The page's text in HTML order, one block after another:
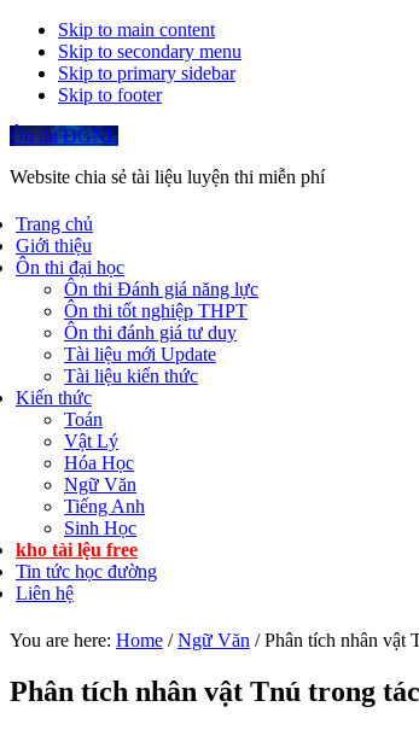
Skip to main content
Skip to secondary menu
Skip to primary sidebar
Skip to footer
Ôn thi ĐGNL
Website chia sẻ tài liệu luyện thi miễn phí
Trang chủ
Giới thiệu
Ôn thi đại học
Ôn thi Đánh giá năng lực
Ôn thi tốt nghiệp THPT
Ôn thi đánh giá tư duy
Tài liệu mới Update
Tài liệu kiến thức
Kiến thức
Toán
Vật Lý
Hóa Học
Ngữ Văn
Tiếng Anh
Sinh Học
kho tài lệu free
Tin tức học đường
Liên hệ
You are here: Home / Ngữ Văn /Phân tích nhân vật
Phân tích nhân vật Tnú trong